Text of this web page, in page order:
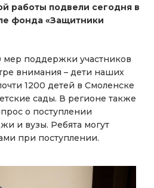
работы подвели сегодня в
фонда «Защитники
мер поддержки участников
внимания – дети наших
1200 детей в Смоленске
сады. В регионе также
о поступлении
и вузы. Ребята могут
при поступлении.